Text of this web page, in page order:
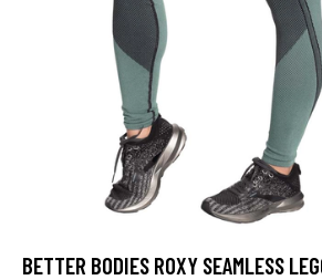
BETTER BODIES ROXY SEAMLESS